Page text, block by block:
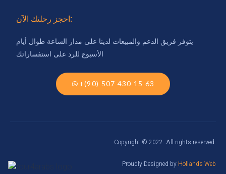
احجز رحلتك الآن:
يتوفر فريق الدعم والمبيعات لدينا على مدار الساعة طوال أيام
الأسبوع للرد على استفساراتك
+(90) 507 430 15 63
Proudly Designed by Hollands Web
Copyright © 2022. All rights reserved.